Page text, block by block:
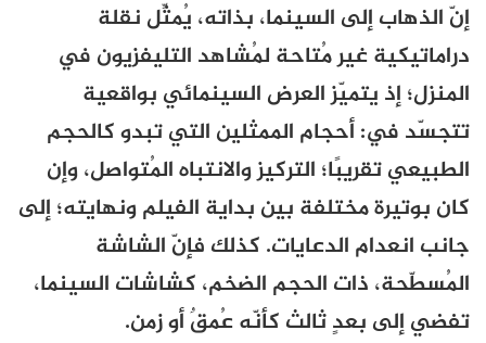
إنّ الذهاب إلى السينما، بذاته، يُمثِّل نقلة
دراماتيكية غير مُتاحة لمُشاهد التليفزيون في
المنزل؛ إذ يتميّز العرض السينمائي بواقعية
تتجسّد في: أحجام الممثلين التي تبدو كالحجم
الطبيعي تقريبًا؛ التركيز والانتباه المُتواصل، وإن
كان بوتيرة مختلفة بين بداية الفيلم ونهايته؛ إلى
جانب انعدام الدعايات. كذلك فإنّ الشاشة
المُسطّحة، ذات الحجم الضخم، كشاشات السينما،
تفضي إلى بعدٍ ثالث كأنّه عُمقٌ أو زمن.